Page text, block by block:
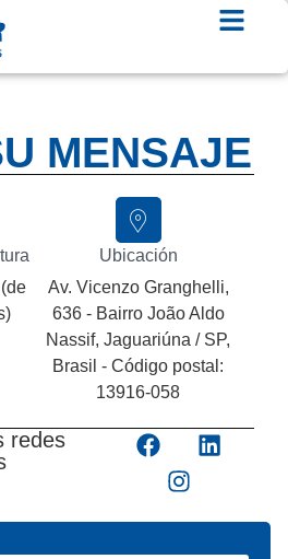
MENSAJE
Ubicación
Av. Vicenzo Granghelli,
636 - Bairro João Aldo
Nassif, Jaguariúna / SP,
Brasil - Código postal:
13916-058
redes